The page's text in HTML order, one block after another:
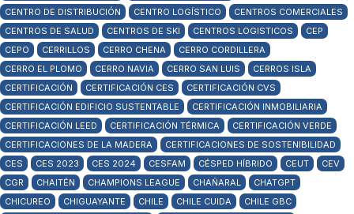
CENTRO DE DISTRIBUCIÓN
CENTRO LOGÍSTICO
CENTROS COMERCIALES
CENTROS DE SALUD
CENTROS DE SKI CENTROS LOGISTICOS
CEP
CEPO
CERRILLOS CERRO CHENA
CERRO CORDILLERA
CERRO EL PLOMO
CERRO NAVIA CERRO SAN LUIS
CERROS ISLA
CERTIFICACIÓN
CERTIFICACIÓN CES
CERTIFICACIÓN CVS
CERTIFICACIÓN EDIFICIO SUSTENTABLE
CERTIFICACIÓN INMOBILIARIA
CERTIFICACIÓN LEED
CERTIFICACIÓN TÉRMICA
CERTIFICACIÓN VERDE
CERTIFICACIONES DE LA MADERA
CERTIFICACIONES DE SOSTENIBILIDAD
CES
CES 2023 CES 2024 CESFAM CÉSPED HÍBRIDO CEUT
CEV
CGR
CHAITÉN CHAMPIONS LEAGUE CHAÑARAL
CHATGPT
CHICUREO
CHIGUAYANTE CHILE CHILE CUIDA
CHILE GBC